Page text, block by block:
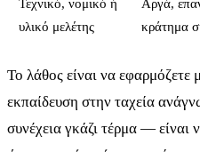
υλικό μελέτης
κράτημα
Το λάθος είναι να
εκπαίδευση στην ταχεία
συνέχεια γκάζι τέρμα — είναι